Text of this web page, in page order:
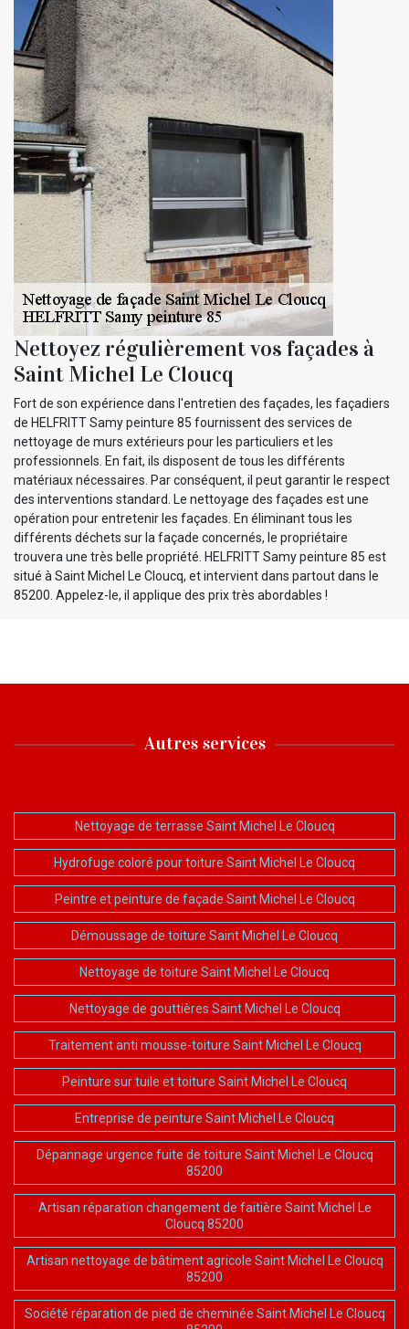
Nettoyez régulièrement vos façades à
Saint Michel Le Cloucq
Fort de son expérience dans l'entretien des façades, les façadiers
de HELFRITT Samy peinture 85 fournissent des services de
nettoyage de murs extérieurs pour les particuliers et les
professionnels. En fait, ils disposent de tous les différents
matériaux nécessaires. Par conséquent, il peut garantir le respect
des interventions standard. Le nettoyage des façades est une
opération pour entretenir les façades. En éliminant tous les
différents déchets sur la façade concernés, le propriétaire
trouvera une très belle propriété. HELFRITT Samy peinture 85 est
situé à Saint Michel Le Cloucq, et intervient dans partout dans le
85200. Appelez-le, il applique des prix très abordables !
Autres services
Nettoyage de terrasse Saint Michel Le Cloucq
Hydrofuge coloré pour toiture Saint Michel Le Cloucq
Peintre et peinture de façade Saint Michel Le Cloucq
Démoussage de toiture Saint Michel Le Cloucq
Nettoyage de toiture Saint Michel Le Cloucq
Nettoyage de gouttières Saint Michel Le Cloucq
Traitement anti mousse-toiture Saint Michel Le Cloucq
Peinture sur tuile et toiture Saint Michel Le Cloucq
Entreprise de peinture Saint Michel Le Cloucq
Dépannage urgence fuite de toiture Saint Michel Le Cloucq
85200
Artisan réparation changement de faitière Saint Michel Le
Cloucq 85200
Artisan nettoyage de bâtiment agricole Saint Michel Le Cloucq
85200
Société réparation de pied de cheminée Saint Michel Le Cloucq